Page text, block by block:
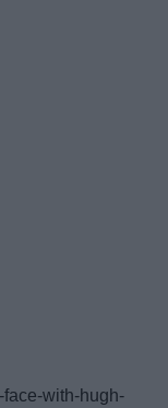
face-with-hugh-